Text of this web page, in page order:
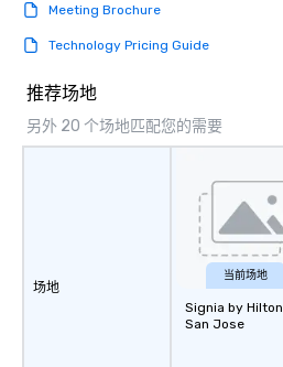
Meeting Brochure
Technology Pricing Guide
推荐场地
另外 20 个场地匹配您的需要
场地
当前场地
Signia by Hilton
San Jose